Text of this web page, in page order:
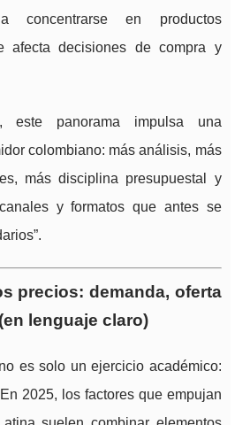
concentrarse en productos
afecta decisiones de compra y
este panorama impulsa una
colombiano: más análisis, más
más disciplina presupuestal y
y formatos que antes se
precios: demanda, oferta
lenguaje claro)
es solo un ejercicio académico:
2025, los factores que empujan